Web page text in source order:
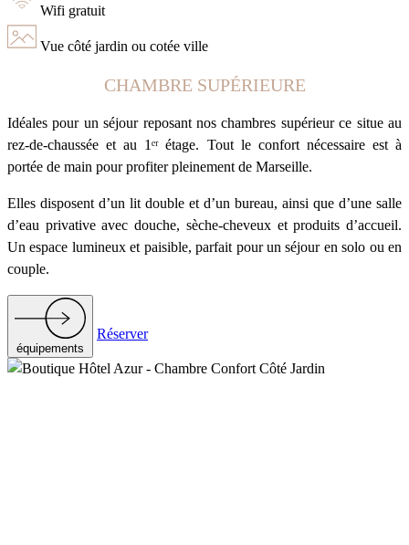
Wifi gratuit
Vue côté jardin ou cotée ville
CHAMBRE SUPÉRIEURE
Idéales pour un séjour reposant nos chambres supérieur ce situe au
rez-de-chaussée et au 1ᵉʳ étage. Tout le confort nécessaire est à
portée de main pour profiter pleinement de Marseille.
Elles disposent d’un lit double et d’un bureau, ainsi que d’une salle
d’eau privative avec douche, sèche-cheveux et produits d’accueil.
Un espace lumineux et paisible, parfait pour un séjour en solo ou en
couple.
équipements
Réserver